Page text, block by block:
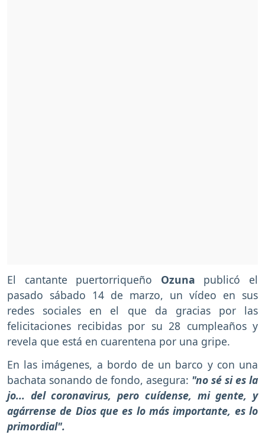
El cantante puertorriqueño Ozuna publicó el
pasado sábado 14 de marzo, un vídeo en sus
redes sociales en el que da gracias por las
felicitaciones recibidas por su 28 cumpleaños y
revela que está en cuarentena por una gripe.
En las imágenes, a bordo de un barco y con una
bachata sonando de fondo, asegura: "no sé si es la
jo... del coronavirus, pero cuídense, mi gente, y
agárrense de Dios que es lo más importante, es lo
primordial".